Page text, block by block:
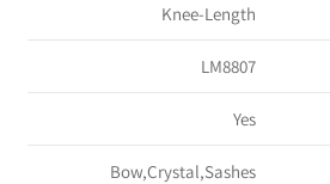
Knee-Length
LM8807
Yes
Bow,Crystal,Sashes